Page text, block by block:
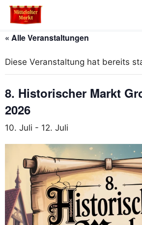
Zum
Inhalt
« Alle Veranstaltungen
Diese Veranstaltung hat bereits
8. Historischer Markt
2026
10. Juli - 12. Juli